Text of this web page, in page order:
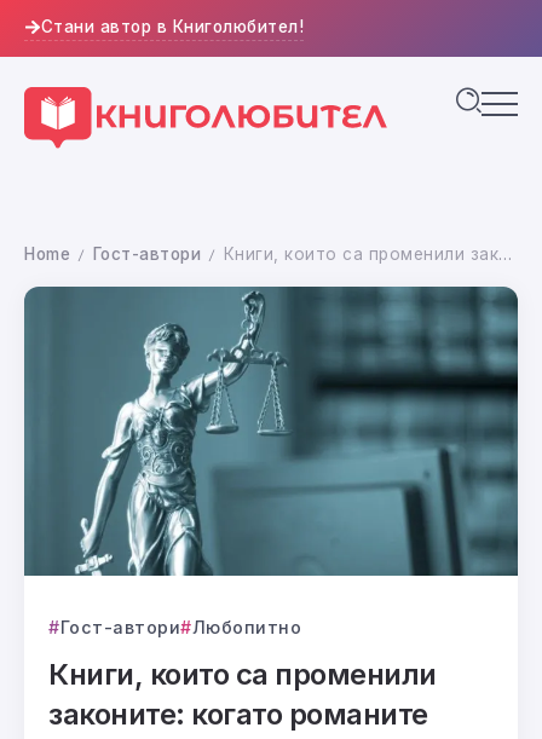
Стани автор в Книголюбител!
Home / Гост-автори / Книги, които са променили законите: когато романите влязат в съдебната зала
Гост-автори Любопитно
Книги, които са променили
законите: когато романите